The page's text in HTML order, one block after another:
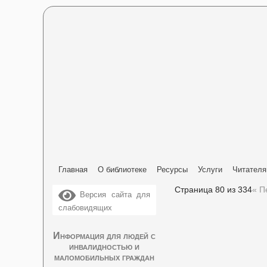
Главная О библиотеке Ресурсы Услуги
Версия сайта для
слабовидящих
Информация для людей с
инвалидностью и
маломобильных граждан
Страница 80 из 334«